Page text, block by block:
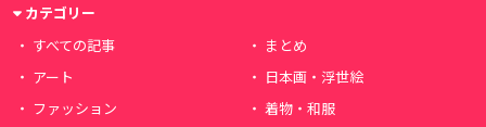
カテゴリー
すべての記事
まとめ
アート
日本画・浮世絵
ファッション
着物・和服